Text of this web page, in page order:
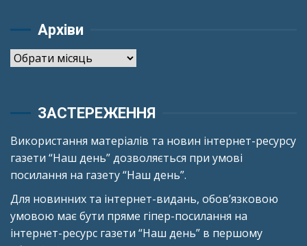
Архіви
Архіви
ЗАСТЕРЕЖЕННЯ
Використання матеріалів та новин інтернет-ресурсу
газети “Наш день” дозволяється при умові
посилання на газету “Наш день”.
Для новинних та інтернет-видань, обов’язковою
умовою має бути пряме гіпер-посилання на
інтернет-ресурс газети “Наш день” в першому